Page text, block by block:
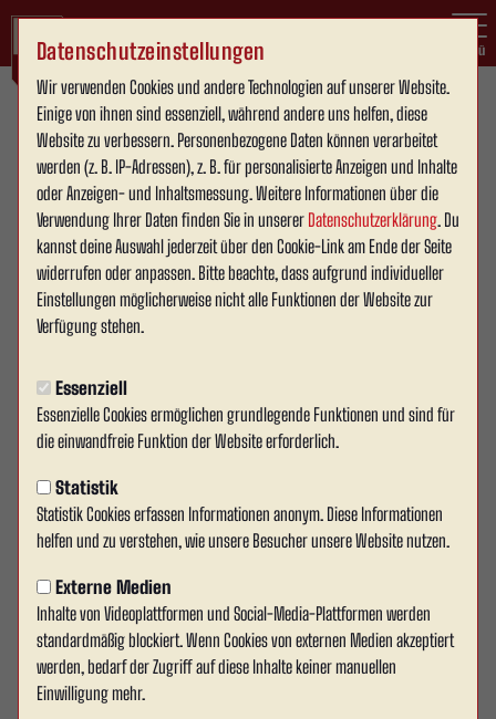
Datenschutzeinstellungen
Wir verwenden Cookies und andere Technologien auf unserer Website.
Einige von ihnen sind essenziell, während andere uns helfen, diese
Website zu verbessern. Personenbezogene Daten können verarbeitet
werden (z. B. IP-Adressen), z. B. für personalisierte Anzeigen und Inhalte
oder Anzeigen- und Inhaltsmessung. Weitere Informationen über die
Verwendung Ihrer Daten finden Sie in unserer Datenschutzerklärung. Du
kannst deine Auswahl jederzeit über den Cookie-Link am Ende der Seite
widerrufen oder anpassen. Bitte beachte, dass aufgrund individueller
Einstellungen möglicherweise nicht alle Funktionen der Website zur
Verfügung stehen.
Essenziell
Essenzielle Cookies ermöglichen grundlegende Funktionen und sind für
die einwandfreie Funktion der Website erforderlich.
Statistik
Statistik Cookies erfassen Informationen anonym. Diese Informationen
helfen und zu verstehen, wie unsere Besucher unsere Website nutzen.
Externe Medien
Inhalte von Videoplattformen und Social-Media-Plattformen werden
standardmäßig blockiert. Wenn Cookies von externen Medien akzeptiert
werden, bedarf der Zugriff auf diese Inhalte keiner manuellen
Einwilligung mehr.
Menü
Partnerschaft mit Taichung Rock FC (Taiwan)
Historische Verbindung zwischen Ahlen und Taiwan
Im Sommer 2025 hat Rot Weiss Ahlen eine besondere Partnerschaft mit
dem Taichung Rock FC (TCRFC) aus Taiwan geschlossen. Diese
Kooperation steht für gelebte Internationalität, sportlichen Austausch
Inhalte der Kooperation
Austauschprogramme für Jugendspieler und Trainer